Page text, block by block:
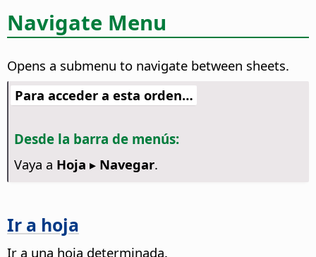
Navigate Menu
Opens a submenu to navigate between sheets.
Para acceder a esta orden…
Desde la barra de menús:
Vaya a Hoja ▸ Navegar.
Ir a hoja
Ir a una hoja determinada.